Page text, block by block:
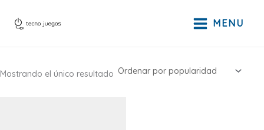
MENU
Mostrando el único resultado